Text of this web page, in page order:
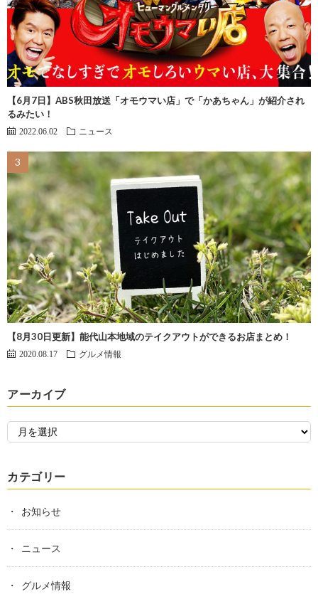
【6月7日】ABS秋田放送「オモウマい店」で「かあちゃん」が紹介され
るみたい！
2022.06.02 ニュース
【8月30日更新】能代山本地域のテイクアウトができるお店まとめ！
2020.08.17 グルメ情報
アーカイブ
カテゴリー
お知らせ
ニュース
グルメ情報